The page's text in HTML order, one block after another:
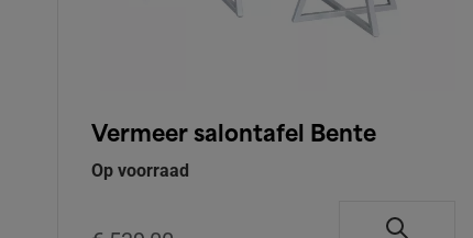
Vermeer salontafel Bente
Op voorraad